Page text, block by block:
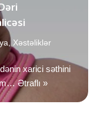
, Xəstəliklər
xarici səthini
Ətraflı »